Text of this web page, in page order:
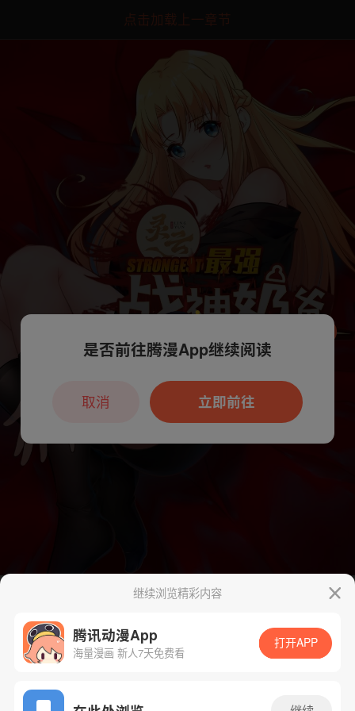
点击加载上一章节
App免费看
继续浏览精彩内容
腾讯动漫App
海量漫画 新人7天免费看
打开APP
本章节仅支持App阅读，可打开App新用
户7天免费看
是否前往腾漫App继续阅读
立即前往
取消